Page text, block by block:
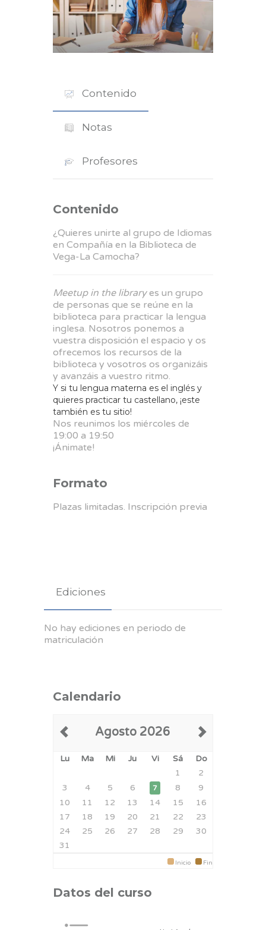
Contenido
Notas
Profesores
Contenido
¿Quieres unirte al grupo de Idiomas
en Compañía en la Biblioteca de
Vega-La Camocha?
Meetup in the libraryes un grupo
de personas que se reúne en la
biblioteca para practicar la lengua
inglesa. Nosotros ponemos a
vuestra disposición el espacio y os
ofrecemos los recursos de la
biblioteca y vosotros os organizáis
y avanzáis a vuestro ritmo.
Y si tu lengua materna es el inglés y
quieres practicar tu castellano, ¡este
también es tu sitio!
Nos reunimos los miércoles de
19:00 a 19:50
¡Ánimate!
Formato
Plazas limitadas. Inscripción previa
Ediciones
No hay ediciones en periodo de
matriculación
Calendario
Agosto 2026
Lu Ma Mi Ju Vi Sá
Do
1
2
3
4 5 6 7 8
9
10
11 12 13 14 15
16
17
18 19 20 21 22
23
24
25 26 27 28 29
30
31
Inicio Fin
Datos del curso